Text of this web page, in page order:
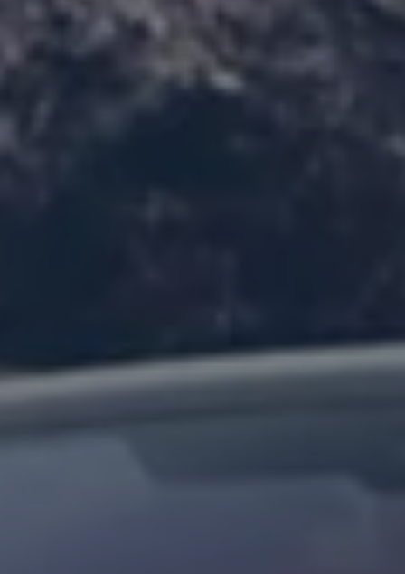
Réseau Volkswagen Luxembourg
Liste des concessionnaires
Recherche de concessionnaire
75 ans de Volkswagen au Luxembourg